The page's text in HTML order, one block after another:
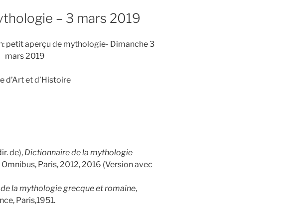
– 3 mars 2019
petit aperçu de mythologie- Dimanche 3
mars 2019
d’Art et d’Histoire
de), Dictionnaire de la mythologie
Paris, 2012, 2016 (Version avec
la mythologie grecque et romaine,
Paris,1951.